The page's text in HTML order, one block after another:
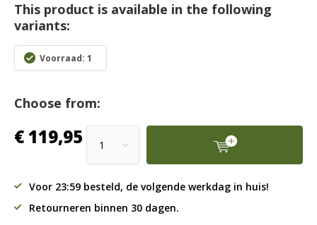
This product is available in the following
variants:
Voorraad: 1
Choose from:
€ 119,95
Voor 23:59 besteld, de volgende werkdag in huis!
Retourneren binnen 30 dagen.